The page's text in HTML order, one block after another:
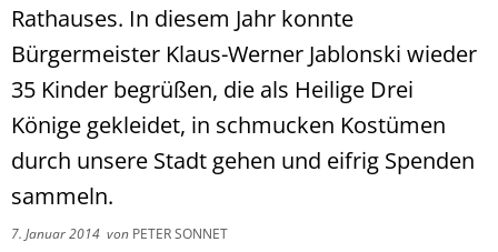
Rathauses. In diesem Jahr konnte
Bürgermeister Klaus-Werner Jablonski wieder
35 Kinder begrüßen, die als Heilige Drei
Könige gekleidet, in schmucken Kostümen
durch unsere Stadt gehen und eifrig Spenden
sammeln.
7. Januar 2014 von PETER SONNET